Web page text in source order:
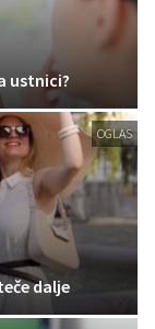
ustnici?
OGLAS
dalje